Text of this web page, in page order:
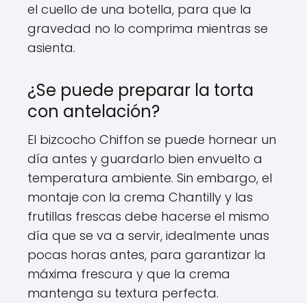
el cuello de una botella, para que la
gravedad no lo comprima mientras se
asienta.
¿Se puede preparar la torta
con antelación?
El bizcocho Chiffon se puede hornear un
día antes y guardarlo bien envuelto a
temperatura ambiente. Sin embargo, el
montaje con la crema Chantilly y las
frutillas frescas debe hacerse el mismo
día que se va a servir, idealmente unas
pocas horas antes, para garantizar la
máxima frescura y que la crema
mantenga su textura perfecta.